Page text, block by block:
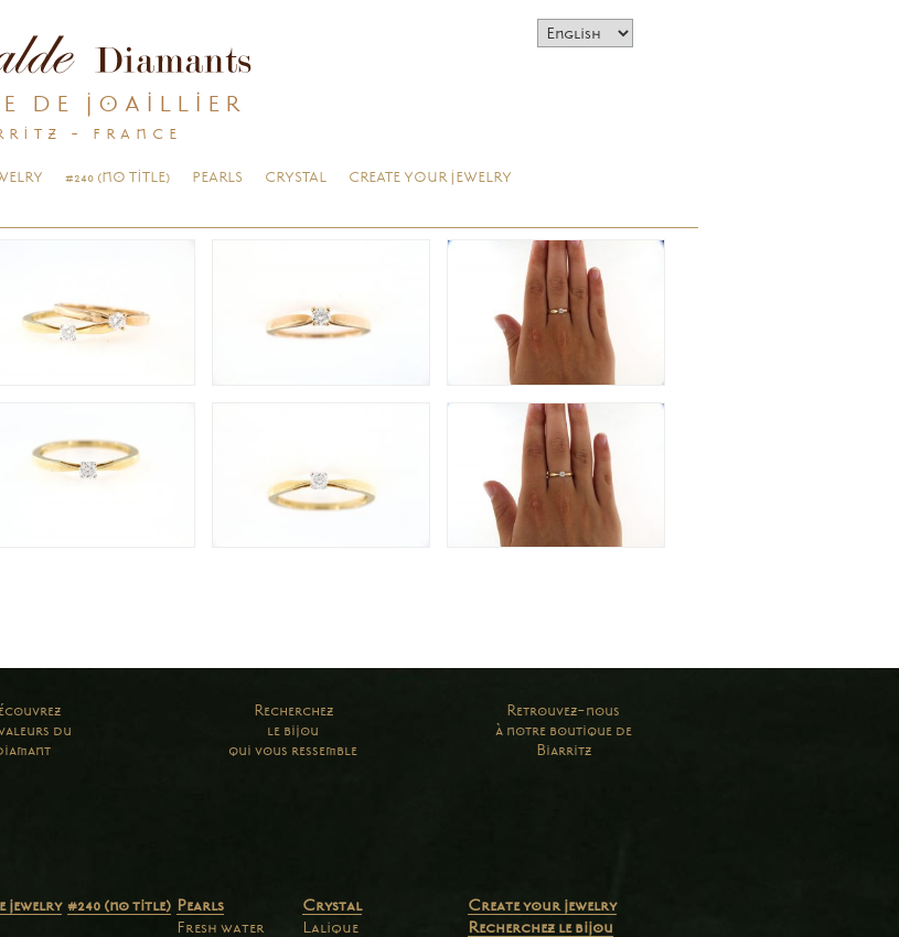
DE JOAILLIER
- FRANCE
#240 (NO TITLE) PEARLS CRYSTAL CREATE YOUR JEWELRY
du
Recherchez
le bijou
qui vous ressemble
Retrouvez-nous
à notre boutique de
Biarritz
jewelry #240 (no title) Pearls
Fresh water
Crystal
Lalique
Create your jewelry
Recherchez le bijou